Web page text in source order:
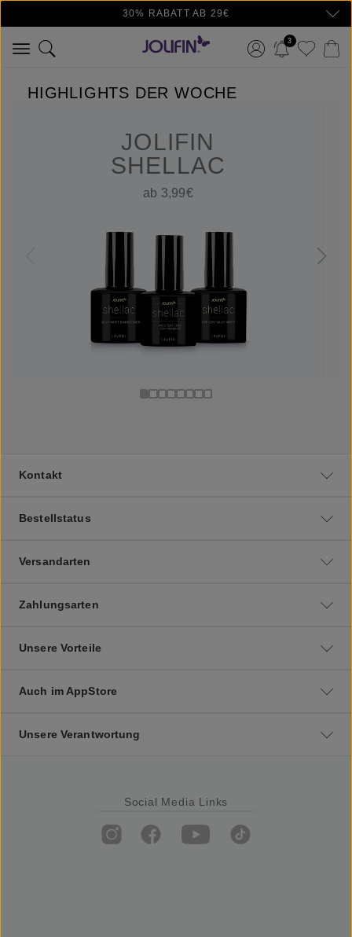
Zum Hauptinhalt springen30% RABATT AB 29€
3
HIGHLIGHTS DER WOCHE
JOLIFIN
SHELLAC
ab 3,99€
Kontakt
Bestellstatus
Versandarten
Zahlungsarten
Unsere Vorteile
Auch im AppStore
Unsere Verantwortung
Social Media Links